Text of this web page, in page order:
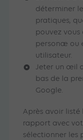
déterminer
pratiques,
pouvez vous
personæ ou
utilisateur.
Jeter un œil
bas de la
Google.
Après avoir listé
rapport avec
sélectionner les